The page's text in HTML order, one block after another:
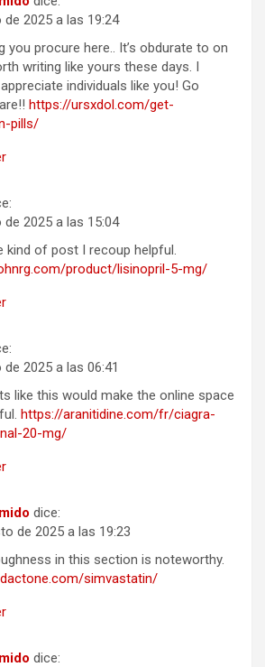
de 2025 a las 19:24
you procure here.. It’s obdurate to on
writing like yours these days. I
individuals like you! Go
https://ursxdol.com/get-
pills/
de 2025 a las 15:04
kind of post I recoup helpful.
product/lisinopril-5-mg/
de 2025 a las 06:41
like this would make the online space
https://aranitidine.com/fr/ciagra-
20-mg/
dice:
de 2025 a las 19:23
in this section is noteworthy.
simvastatin/
dice: